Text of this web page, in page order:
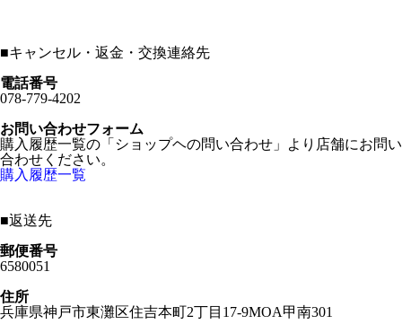
■キャンセル・返金・交換連絡先
電話番号
078-779-4202
お問い合わせフォーム
購入履歴一覧の「ショップヘの問い合わせ」より店舗にお問い
合わせください。
購入履歴一覧
■返送先
郵便番号
6580051
住所
兵庫県神戸市東灘区住吉本町2丁目17-9MOA甲南301